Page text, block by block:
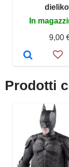
In
9,00
Prodotti